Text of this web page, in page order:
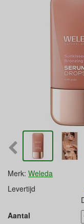
Merk: Weleda
Levertijd
Aantal